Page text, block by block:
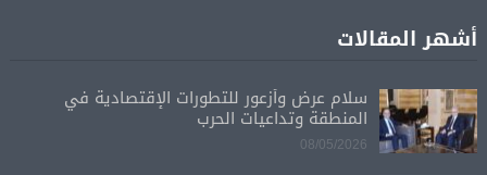
أشهر المقالات
سلام عرض وأزعور للتطورات الإقتصادية في
المنطقة وتداعيات الحرب
08/05/2026